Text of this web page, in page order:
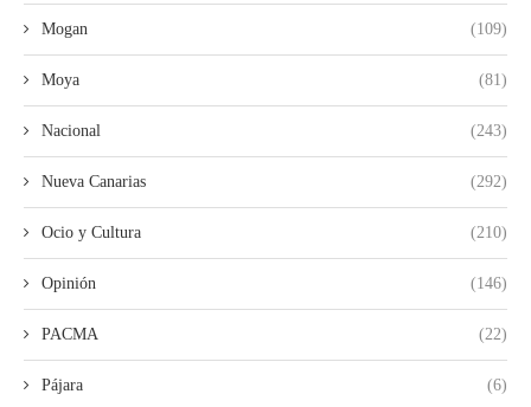
Mogan (109)
Moya (81)
Nacional (243)
Nueva Canarias (292)
Ocio y Cultura (210)
Opinión (146)
PACMA (22)
Pájara (6)